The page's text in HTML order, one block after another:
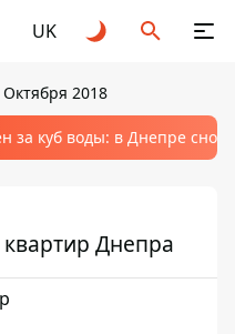
UK
2018
за куб воды: в Днепре
Днепра